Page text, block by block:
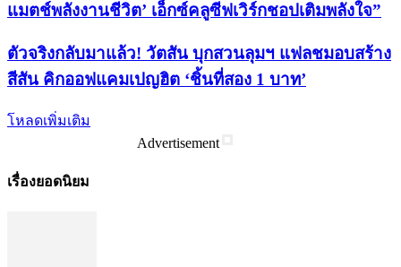
แมตช์พลังงานชีวิต’ เอ็กซ์คลูซีฟเวิร์กชอปเติมพลังใจ”
ตัวจริงกลับมาแล้ว! วัตสัน บุกสวนลุมฯ แฟลชมอบสร้าง
สีสัน คิกออฟแคมเปญฮิต ‘ชิ้นที่สอง 1 บาท’
โหลดเพิ่มเติม
Advertisement
เรื่องยอดนิยม